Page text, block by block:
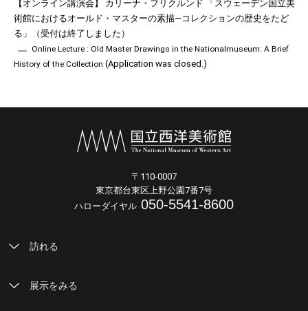
【オンライン講演会】 カリーナ・フリクルンド 「スウェーデン国立美
術館におけるオールド・マスターの素描―コレクションの歴史をたど
る」（受付は終了しました）
Online Lecture : Old Master Drawings in the Nationalmuseum: A Brief
History of the Collection (Application was closed. )
〒110-0007
東京都台東区上野公園7番7号
ハローダイヤル 050-5541-8600
訪れる
展示をみる